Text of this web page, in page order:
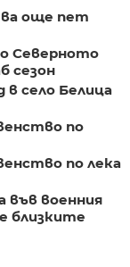
още пет
Северното
сезон
в село Белица
по
по лека
във военния
близките